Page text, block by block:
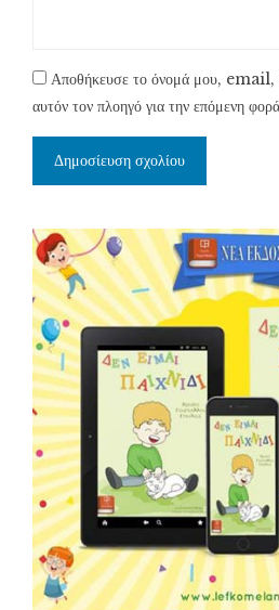
Αποθήκευσε το όνομά μου, email,
αυτόν τον πλοηγό για την επόμενη